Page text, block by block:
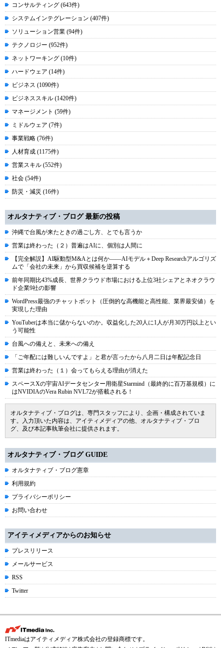
コンサルティング (643件)
システムインテグレーション (407件)
ソリューション営業 (94件)
テクノロジー (952件)
ネットワーキング (10件)
ハードウェア (14件)
ビジネス (1090件)
ビジネススキル (1420件)
マネージメント (59件)
ミドルウェア (7件)
事業戦略 (76件)
人材育成 (1175件)
営業スキル (552件)
社会 (54件)
防災・減災 (16件)
オルタナティブ・ブログ 最新の投稿
沖縄で台風が来たときの過ごし方、とでも言うか
営業は終わった（２）普遍はAIに、個別は人間に
【完全解説】AI駆動型M&Aとは何か――AIモデル＋Deep Researchアルゴリズ
ムで「会社の未来」から買収候補を逆算する
前年同期比43%成長、世界クラウド市場における上位3社シェアとネオクラウ
ド企業9社の影響
WordPress最強のチャットボット（圧倒的な高機能と高性能、業界最安値）を
実現した理由
YouTuberは本当に儲からないのか。収益化した20人に1人が月30万円以上とい
う可能性
台風への備えと、未来への備え
「ご年配には難しいんですよ」と君が言ったから八月二日は年配記念日
営業は終わった（１）会ってもらえる理由が消えた
スペースXの宇宙AIデータセンター用衛星Starmind（最終的に百万基規模）に
はNVIDIAのVera Rubin NVL72が搭載される！
オルタナティブ・ブログは、専門スタッフにより、企画・構成されていま
す。入力頂いた内容は、アイティメディアの他、オルタナティブ・ブロ
グ、及び本記事執筆会社に提供されます。
オルタナティブ・ブログ GUIDE
オルタナティブ・ブログ憲章
利用規約
プライバシーポリシー
お問い合わせ
アイティメディアからのお知らせ
プレスリリース
メールサービス
RSS
Twitter
ITmediaはアイティメディア株式会社の登録商標です。